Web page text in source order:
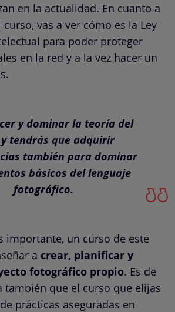
en la actualidad. En cuanto a
vas a ver cómo es la Ley
para poder proteger
en la red y a la vez hacer un
y dominar la teoría del
tendrás que adquirir
también para dominar
básicos del lenguaje
fotográfico.
importante, un curso de este
a crear, planificar y
fotográfico propio. Es de
que el curso que elijas
prácticas aseguradas en